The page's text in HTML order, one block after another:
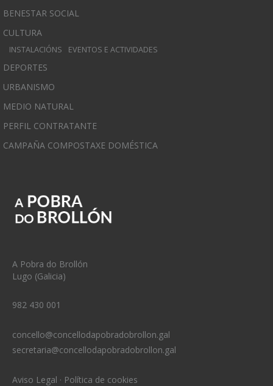
BENESTAR SOCIAL
CULTURA
INSTALACIÓNS EVENTOS E ACTIVIDADES
DEPORTES
URBANISMO
MEDIO NATURAL
PERFIL CONTRATANTE
CAMPAÑA COMPOSTAXE DOMÉSTICA
A Pobra do Brollón
Lugo (Galicia)
982 430 001
concello@concellodapobradobrollon.gal
secretaria@concellodapobradobrollon.gal
Aviso Legal · Política de cookies